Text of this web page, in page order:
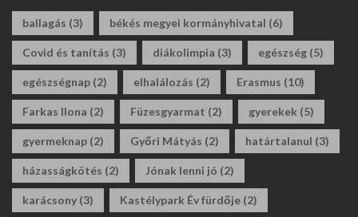
ballagás (3) békés megyei kormányhivatal (6)
Covid és tanítás (3) diákolimpia (3) egészség (5)
egészségnap (2) elhalálozás (2) Erasmus (10)
Farkas Ilona (2) Füzesgyarmat (2) gyerekek (5)
gyermeknap (2) Győri Mátyás (2) határtalanul (3)
házasságkötés (2) Jónak lenni jó (2)
karácsony (3) Kastélypark Év fürdője (2)